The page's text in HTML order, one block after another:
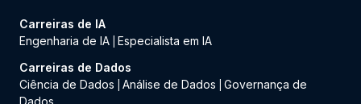
Carreiras de IA
Engenharia de IA Especialista em IA
Carreiras de Dados
Ciência de Dados
Análise de Dados
Governança de
Dados